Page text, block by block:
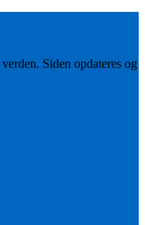
Siden opdateres og